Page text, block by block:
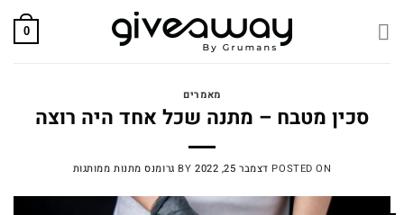
0
מאמרים
סכין מטבח – מתנה שכל אחד היה רוצה
POSTED ON דצמבר 25, 2022 BY גרומנס מתנות ממותגות